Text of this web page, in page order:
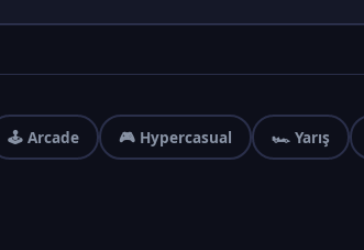
🕹️ Arcade 🎮 Hypercasual 🏎️ Yarış